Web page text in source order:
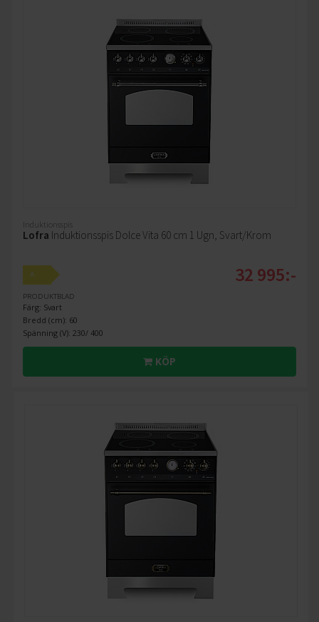
Induktionsspis
Lofra Induktionsspis Dolce Vita 60 cm 1 Ugn, Svart/Krom
A
PRODUKTBLAD
Färg: Svart
Bredd (cm): 60
Spänning (V): 230/ 400
32 995:-
KÖP